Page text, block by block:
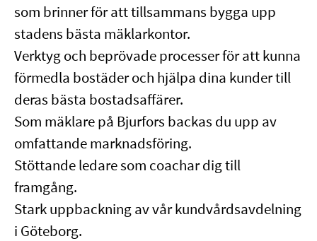
som brinner för att tillsammans bygga upp
stadens bästa mäklarkontor.
Verktyg och beprövade processer för att kunna
förmedla bostäder och hjälpa dina kunder till
deras bästa bostadsaffärer.
Som mäklare på Bjurfors backas du upp av
omfattande marknadsföring.
Stöttande ledare som coachar dig till
framgång.
Stark uppbackning av vår kundvårdsavdelning
i Göteborg.